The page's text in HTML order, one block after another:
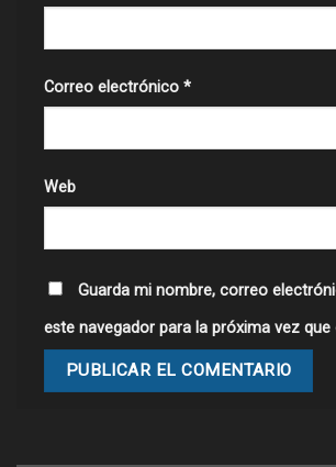
Correo electrónico *
Web
Guarda mi nombre, correo
este navegador para la próxima vez